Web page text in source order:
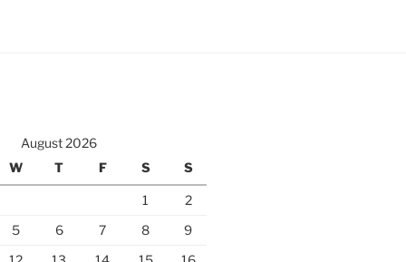
August 2026
W T F S S
1
2
5 6 7 8
9